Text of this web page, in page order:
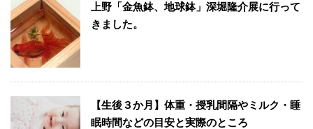
上野「金魚鉢、地球鉢」深堀隆介展に行って
きました。
【生後３か月】体重・授乳間隔やミルク・睡
眠時間などの目安と実際のところ